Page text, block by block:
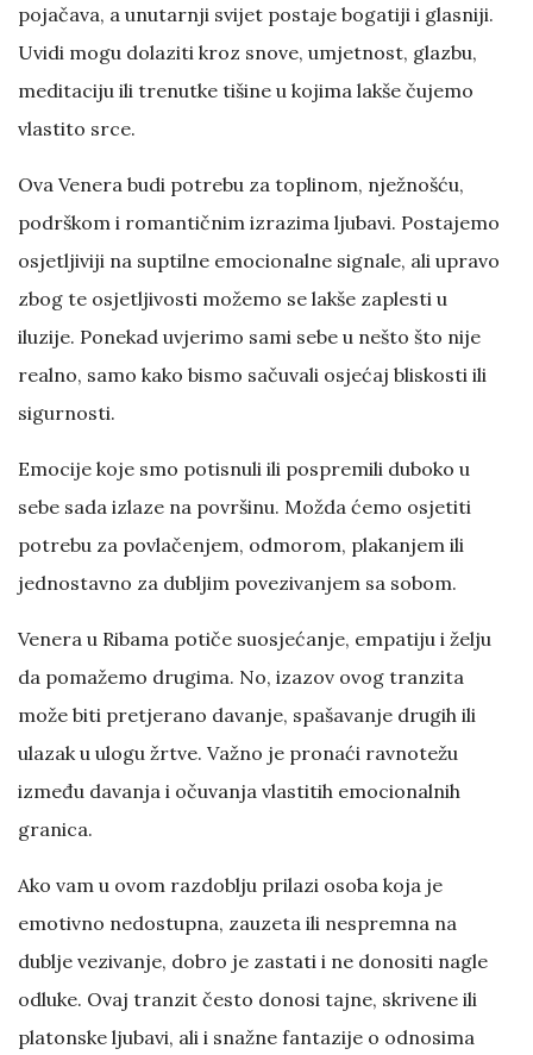
pojačava, a unutarnji svijet postaje bogatiji i glasniji.
Uvidi mogu dolaziti kroz snove, umjetnost, glazbu,
meditaciju ili trenutke tišine u kojima lakše čujemo
vlastito srce.
Ova Venera budi potrebu za toplinom, nježnošću,
podrškom i romantičnim izrazima ljubavi. Postajemo
osjetljiviji na suptilne emocionalne signale, ali upravo
zbog te osjetljivosti možemo se lakše zaplesti u
iluzije. Ponekad uvjerimo sami sebe u nešto što nije
realno, samo kako bismo sačuvali osjećaj bliskosti ili
sigurnosti.
Emocije koje smo potisnuli ili pospremili duboko u
sebe sada izlaze na površinu. Možda ćemo osjetiti
potrebu za povlačenjem, odmorom, plakanjem ili
jednostavno za dubljim povezivanjem sa sobom.
Venera u Ribama potiče suosjećanje, empatiju i želju
da pomažemo drugima. No, izazov ovog tranzita
može biti pretjerano davanje, spašavanje drugih ili
ulazak u ulogu žrtve. Važno je pronaći ravnotežu
između davanja i očuvanja vlastitih emocionalnih
granica.
Ako vam u ovom razdoblju prilazi osoba koja je
emotivno nedostupna, zauzeta ili nespremna na
dublje vezivanje, dobro je zastati i ne donositi nagle
odluke. Ovaj tranzit često donosi tajne, skrivene ili
platonske ljubavi, ali i snažne fantazije o odnosima